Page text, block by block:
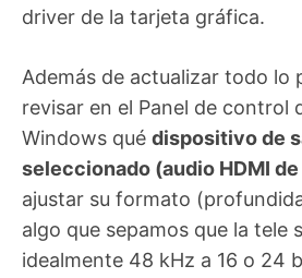
driver de la tarjeta gráfica.
Además de actualizar todo lo
revisar en el Panel de control
Windows qué dispositivo de
seleccionado (audio HDMI
ajustar su formato
algo que sepamos que la tele
idealmente 48 kHz a 16 o 24